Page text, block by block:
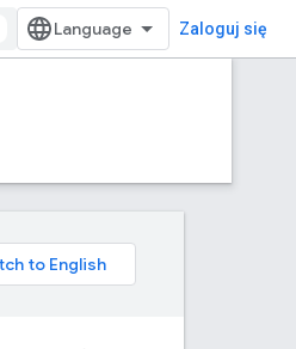
Zaloguj się